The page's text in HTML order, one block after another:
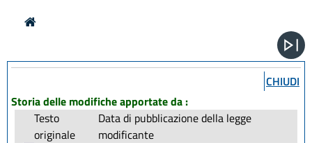
CHIUDI
Storia delle modifiche apportate da :
Testo
originale
Data di pubblicazione della legge
modificante